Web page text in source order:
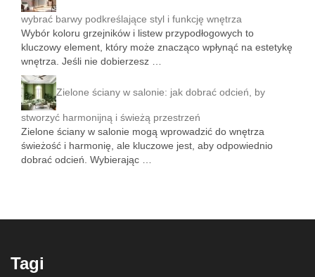
wybrać barwy podkreślające styl i funkcję wnętrza
Wybór koloru grzejników i listew przypodłogowych to
kluczowy element, który może znacząco wpłynąć na estetykę
wnętrza. Jeśli nie dobierzesz …
Zielone ściany w salonie: jak dobrać odcień, by
stworzyć harmonijną i świeżą przestrzeń
Zielone ściany w salonie mogą wprowadzić do wnętrza
świeżość i harmonię, ale kluczowe jest, aby odpowiednio
dobrać odcień. Wybierając …
Tagi